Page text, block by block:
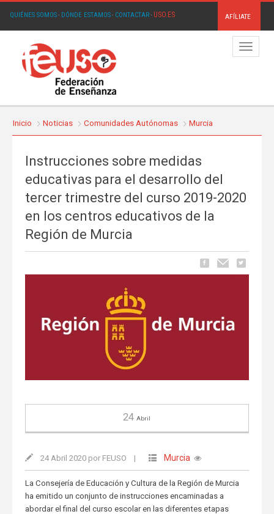
QUIÉNES SOMOS· DÓNDE ESTAMOS· CONTACTAR· USO.ES AFÍLIATE
Menú
Inicio Noticias Comunidades Autónomas Murcia
Instrucciones sobre medidas
educativas para el desarrollo del
tercer trimestre del curso 2019-2020
en los centros educativos de la
Región de Murcia
24Abril
24 Abril 2020 por FEUSO | Murcia
La Consejería de Educación y Cultura de la Región de Murcia
ha emitido un conjunto de instrucciones encaminadas a
abordar el final del curso escolar en las diferentes etapas